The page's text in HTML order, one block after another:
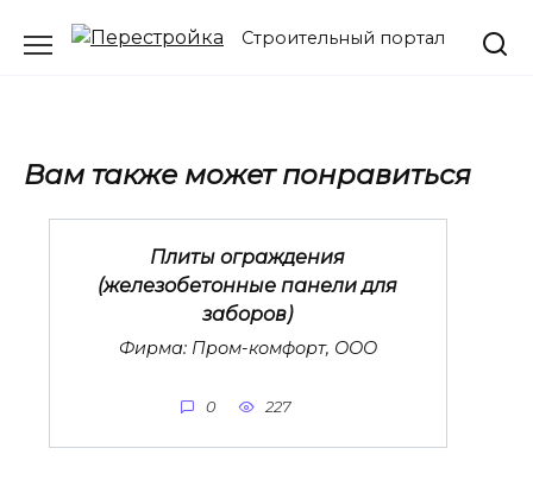
Строительный портал
Вам также может понравиться
Плиты ограждения
(железобетонные панели для
заборов)
Фирма: Пром-комфорт, ООО
0 227